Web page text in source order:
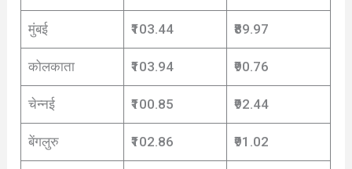
मुंबई ₹103.44 ₹89.97
कोलकाता ₹103.94 ₹90.76
चेन्नई ₹100.85 ₹92.44
बेंगलुरु ₹102.86 ₹91.02